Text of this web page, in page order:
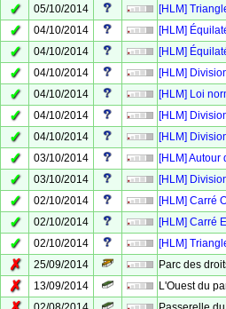
✓ 05/10/2014
[HLM]
✓ 04/10/2014
[HLM]
✓ 04/10/2014
[HLM]
✓ 04/10/2014
[HLM]
✓ 04/10/2014
[HLM] Loi
✓ 04/10/2014
[HLM]
✓ 04/10/2014
[HLM]
✓ 03/10/2014
[HLM] Autour
✓ 03/10/2014
[HLM]
✓ 02/10/2014
[HLM] Carré
✓ 02/10/2014
[HLM] Carré
✓ 02/10/2014
[HLM]
✗ 25/09/2014
Parc des
✗ 13/09/2014
L'Ouest du